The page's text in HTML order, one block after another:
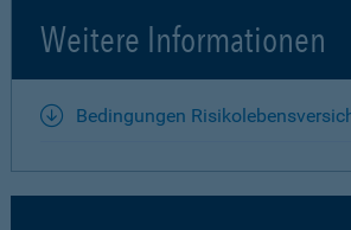
Weitere Informationen
Bedingungen